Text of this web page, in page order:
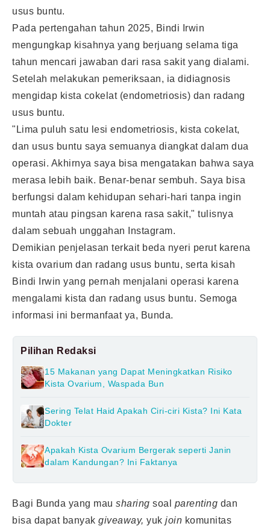
usus buntu.
Pada pertengahan tahun 2025, Bindi Irwin
mengungkap kisahnya yang berjuang selama tiga
tahun mencari jawaban dari rasa sakit yang dialami.
Setelah melakukan pemeriksaan, ia didiagnosis
mengidap kista cokelat (endometriosis) dan radang
usus buntu.
"Lima puluh satu lesi endometriosis, kista cokelat,
dan usus buntu saya semuanya diangkat dalam dua
operasi. Akhirnya saya bisa mengatakan bahwa saya
merasa lebih baik. Benar-benar sembuh. Saya bisa
berfungsi dalam kehidupan sehari-hari tanpa ingin
muntah atau pingsan karena rasa sakit," tulisnya
dalam sebuah unggahan Instagram.
Demikian penjelasan terkait beda nyeri perut karena
kista ovarium dan radang usus buntu, serta kisah
Bindi Irwin yang pernah menjalani operasi karena
mengalami kista dan radang usus buntu. Semoga
informasi ini bermanfaat ya, Bunda.
Pilihan Redaksi
15 Makanan yang Dapat Meningkatkan Risiko
Kista Ovarium, Waspada Bun
Sering Telat Haid Apakah Ciri-ciri Kista? Ini Kata
Dokter
Apakah Kista Ovarium Bergerak seperti Janin
dalam Kandungan? Ini Faktanya
Bagi Bunda yang mau sharing soal parenting dan
bisa dapat banyak giveaway, yuk join komunitas